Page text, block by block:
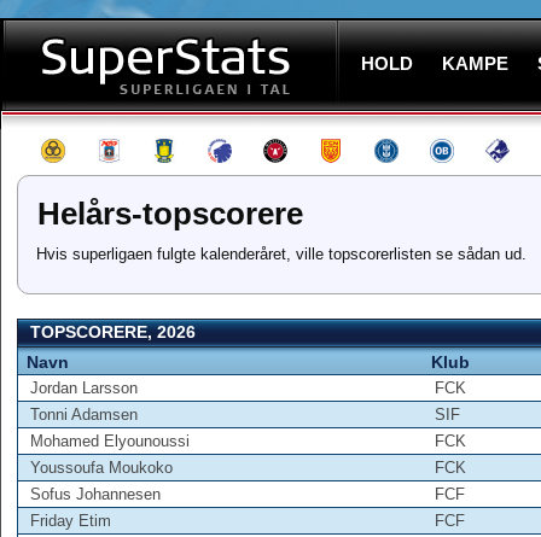
HOLD KAMPE
Helårs-topscorere
Hvis superligaen fulgte kalenderåret, ville topscorerlisten se sådan ud.
TOPSCORERE, 2026
Navn
Klub
Jordan Larsson
FCK
Tonni Adamsen
SIF
Mohamed Elyounoussi
FCK
Youssoufa Moukoko
FCK
Sofus Johannesen
FCF
Friday Etim
FCF